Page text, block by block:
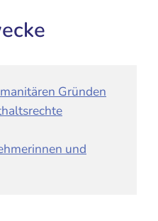
Gründen
und